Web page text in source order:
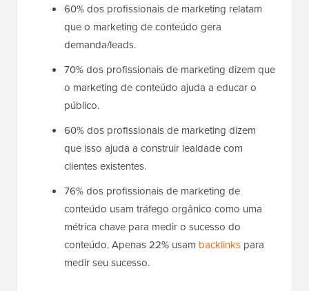
60% dos profissionais de marketing relatam
que o marketing de conteúdo gera
demanda/leads.
70% dos profissionais de marketing dizem que
o marketing de conteúdo ajuda a educar o
público.
60% dos profissionais de marketing dizem
que isso ajuda a construir lealdade com
clientes existentes.
76% dos profissionais de marketing de
conteúdo usam tráfego orgânico como uma
métrica chave para medir o sucesso do
conteúdo. Apenas 22% usam backlinks para
medir seu sucesso.